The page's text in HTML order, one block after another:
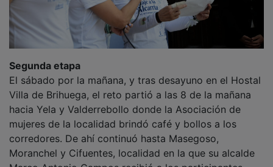
El sábado por la mañana, y tras desayuno en el Hostal
Villa de Brihuega, el reto partió a las 8 de la mañana
hacia Yela y Valderrebollo donde la Asociación de
mujeres de la localidad brindó café y bollos a los
corredores. De ahí continuó hasta Masegoso,
Moranchel y Cifuentes, localidad en la que su alcalde
Marco Antonio Campos recibió a los participantes.